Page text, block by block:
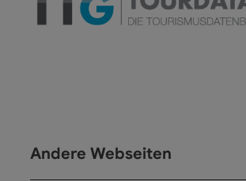
Andere Webseiten